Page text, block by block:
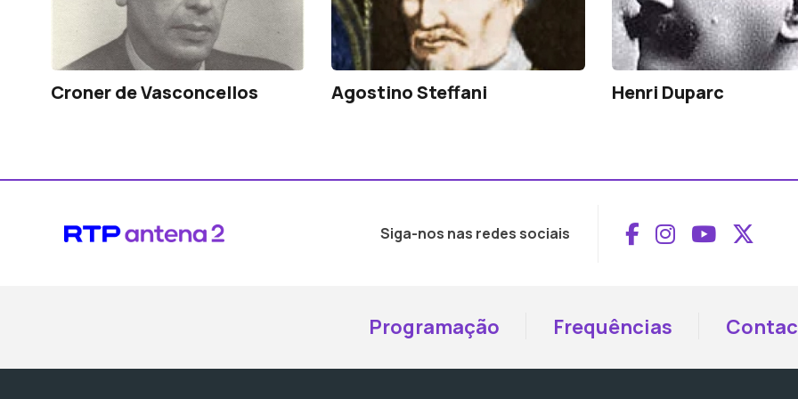
Croner de Vasconcellos Agostino Steffani Henri Duparc
Siga-nos nas redes sociais Aceder ao
Aceder ao
Aceder
Programação Frequências